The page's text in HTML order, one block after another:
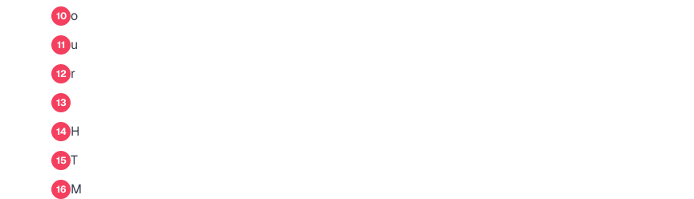
10 o
11 u
12 r
13
14 H
15 T
16 M